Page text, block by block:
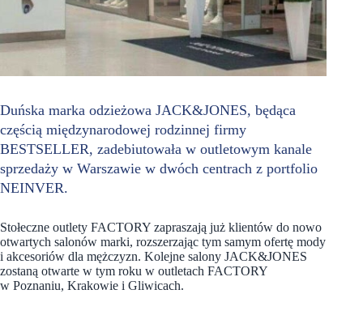
Duńska marka odzieżowa JACK&JONES, będąca
częścią międzynarodowej rodzinnej firmy
BESTSELLER, zadebiutowała w outletowym kanale
sprzedaży w Warszawie w dwóch centrach z portfolio
NEINVER.
Stołeczne outlety FACTORY zapraszają już klientów do nowo
otwartych salonów marki, rozszerzając tym samym ofertę mody
i akcesoriów dla mężczyzn. Kolejne salony JACK&JONES
zostaną otwarte w tym roku w outletach FACTORY
w Poznaniu, Krakowie i Gliwicach.